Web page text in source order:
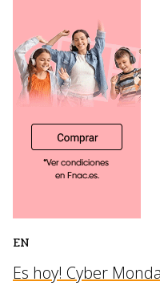
EN
Es hoy! Cyber